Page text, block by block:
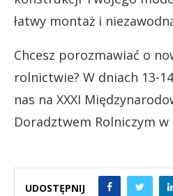
łatwy montaż i
Chcesz porozmawiać o
rolnictwie? W dniach 13-
nas na XXXI
Doradztwem Rolniczym w
UDOSTĘPNIJ